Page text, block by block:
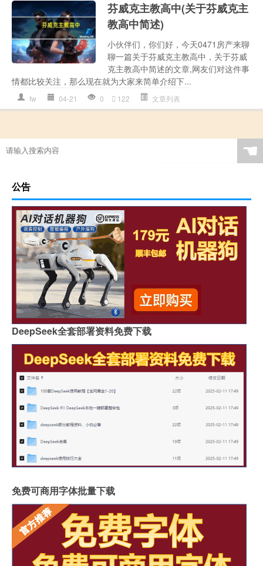
芬威克主教高中(关于芬威克主
教高中简述)
小伙伴们，你们好，今天0471房产来聊
聊一篇关于芬威克主教高中，关于芬威
克主教高中简述的文章,网友们对这件事
情都比较关注，那么现在就为大家来简单介绍下...
fw 04-21 0 122 文章列表
☚
公告
DeepSeek全套部署资料免费下载
免费可商用字体批量下载